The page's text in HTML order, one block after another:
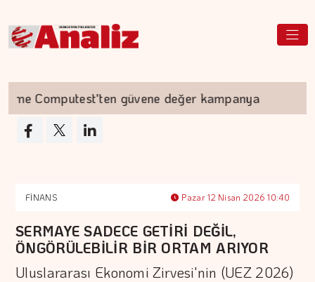
Computest'ten güvene değer kampanya
FİNANS Pazar 12 Nisan 2026 10:40
SERMAYE SADECE GETİRİ DEĞİL,
ÖNGÖRÜLEBİLİR BİR ORTAM ARIYOR
Uluslararası Ekonomi Zirvesi'nin (UEZ 2026)